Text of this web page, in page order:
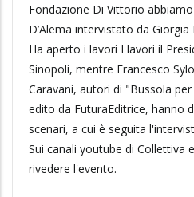
Fondazione Di Vittorio
D’Alema intervistato da Giorgia
Ha aperto i lavori I lavori il
Sinopoli, mentre Francesco
Caravani, autori di "Bussola
edito da FuturaEditrice, hanno
scenari, a cui è seguita
Sui canali youtube di Collettiva
rivedere l'evento.